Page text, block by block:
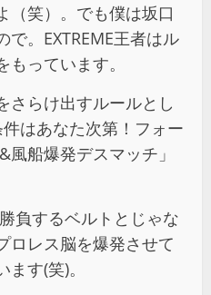
（笑）。でも僕は坂口
。EXTREME王者はル
っています。
さらけ出すルールとし
はあなた次第！フォー
船爆発デスマッチ」
負するベルトとじゃな
ロレス脳を爆発させて
す(笑)。